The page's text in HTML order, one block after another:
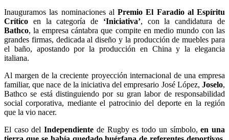
Inauguramos las nominaciones al Premio El Faradio al Espíritu
Crítico en la categoría de ‘Iniciativa’, con la candidatura de
Bathco, la empresa cántabra que compite en medio mundo con las
grandes firmas, dedicada al diseño y la producción de muebles para
el baño, apostando por la producción en China y la elegancia
italiana.
Al margen de la creciente proyección internacional de una empresa
familiar, que nace de la iniciativa del empresario José López, Joselo,
Bathco se está distinguiendo por su gran labor de responsabilidad
social corporativa, mediante el patrocinio del deporte en la región
que la vio nacer.
El caso del Independiente de Rugby es todo un símbolo,en una